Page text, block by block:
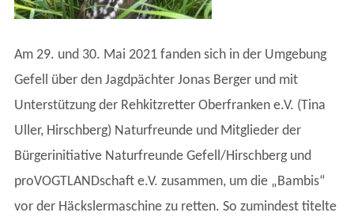
Am 29. und 30. Mai 2021 fanden sich in der Umgebung
Gefell über den Jagdpächter Jonas Berger und mit
Unterstützung der Rehkitzretter Oberfranken e.V. (Tina
Uller, Hirschberg) Naturfreunde und Mitglieder der
Bürgerinitiative Naturfreunde Gefell/Hirschberg und
proVOGTLANDschaft e.V. zusammen, um die „Bambis“
vor der Häckslermaschine zu retten. So zumindest titelte